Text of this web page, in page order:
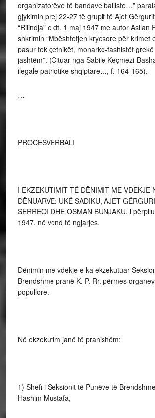
organizatorëve të bandave ba­llis­te…”
gjykimin prej 22-27 të grupit të Ajet
“Ri­lindja” e dt. 1 maj 1947 me autor Asllan
shkrimin “Mbështetjen kryesore për krimet
pasur tek çetnikët, monarko-fashistët
jashtëm”. (Cituar nga Sabile Keçmezi-
ilegale patriotike shqiptare…, f. 164-165).
…
PROCESVERBALI
I EKZEKUTIMIT TË DËNIMIT ME VDEKJE
DËNUARVE: UKË SADIKU, AJET
SERREQI DHE OSMAN BUNJAKU, i
1947, në vend të ngjarjes.
Dënimin me vdekje e ka ekzekutuar
Brendshme pranë K. P. Rr. përmes
popullore.
Në ekzekutim janë të pranishëm:
1) Shefi i Seksionit të Punëve të
Hashim Mustafa,